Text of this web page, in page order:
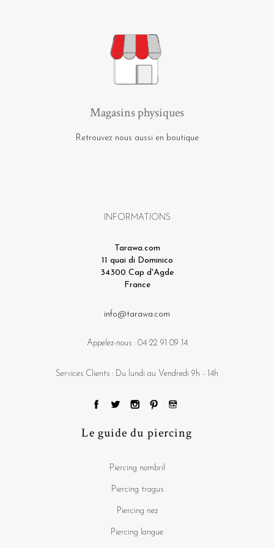
Magasins physiques
Retrouvez nous aussi en boutique
INFORMATIONS
Tarawa.com
11 quai di Dominico
34300 Cap d'Agde
France
info@tarawa.com
Appelez-nous : 04 22 91 09 14
Services Clients : Du lundi au Vendredi 9h - 14h
Le guide du piercing
Piercing nombril
Piercing tragus
Piercing nez
Piercing langue